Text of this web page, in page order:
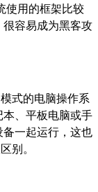
使用的框架比较
很容易成为黑客攻
式的电脑操作系
、平板电脑或手
一起运行，这也
别。